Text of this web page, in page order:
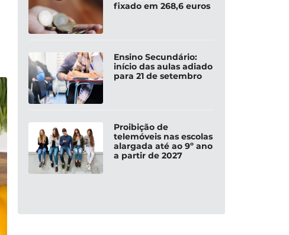
fixado em 268,6 euros
Ensino Secundário:
início das aulas adiado
para 21 de setembro
Proibição de
telemóveis nas escolas
alargada até ao 9º ano
a partir de 2027